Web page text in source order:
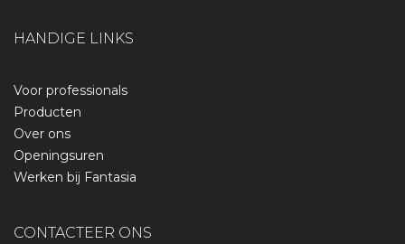
HANDIGE LINKS
Voor professionals
Producten
Over ons
Openingsuren
Werken bij Fantasia
CONTACTEER ONS